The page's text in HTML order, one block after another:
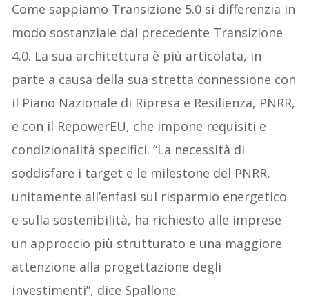
Come sappiamo Transizione 5.0 si differenzia in
modo sostanziale dal precedente Transizione
4.0. La sua architettura è più articolata, in
parte a causa della sua stretta connessione con
il Piano Nazionale di Ripresa e Resilienza, PNRR,
e con il RepowerEU, che impone requisiti e
condizionalità specifici. “La necessità di
soddisfare i target e le milestone del PNRR,
unitamente all’enfasi sul risparmio energetico
e sulla sostenibilità, ha richiesto alle imprese
un approccio più strutturato e una maggiore
attenzione alla progettazione degli
investimenti”, dice Spallone.